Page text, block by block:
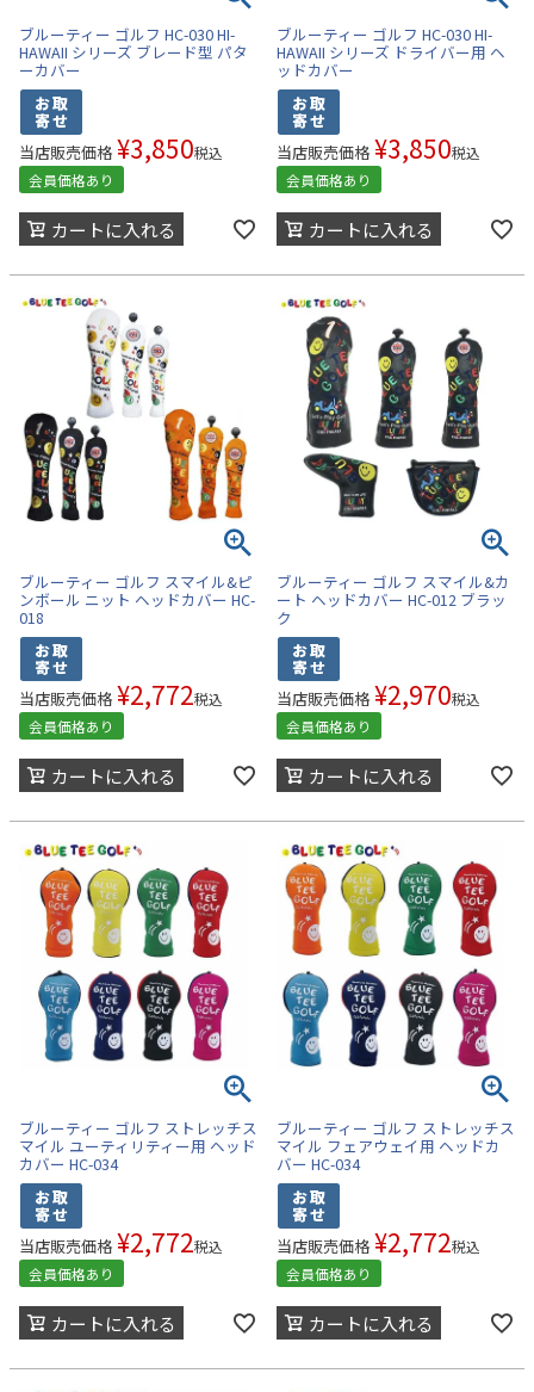
ブルーティー ゴルフ HC-030 HI-
HAWAII シリーズ ブレード型 パタ
ーカバー
当店販売価格 ¥3,850税込
会員価格あり
カートに入れる
ブルーティー ゴルフ HC-030 HI-
HAWAII シリーズ ドライバー用 ヘ
ッドカバー
当店販売価格 ¥3,850税込
会員価格あり
カートに入れる
ブルーティー ゴルフ スマイル&ピ
ンボール ニット ヘッドカバー HC-
018
当店販売価格 ¥2,772税込
会員価格あり
カートに入れる
ブルーティー ゴルフ スマイル&カ
ート ヘッドカバー HC-012 ブラッ
ク
当店販売価格 ¥2,970税込
会員価格あり
カートに入れる
ブルーティー ゴルフ ストレッチス
マイル ユーティリティー用 ヘッド
カバー HC-034
当店販売価格 ¥2,772税込
会員価格あり
カートに入れる
ブルーティー ゴルフ ストレッチス
マイル フェアウェイ用 ヘッドカ
バー HC-034
当店販売価格 ¥2,772税込
会員価格あり
カートに入れる